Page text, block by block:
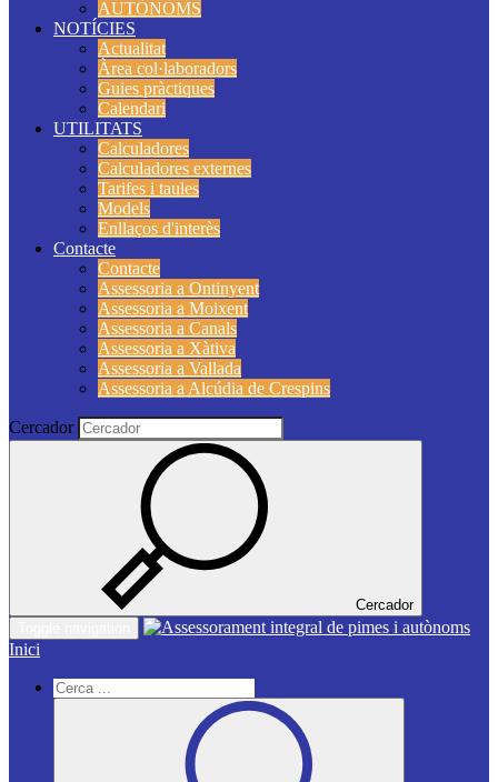
AUTÒNOMS
NOTÍCIES
Actualitat
Àrea col·laboradors
Guies pràctiques
Calendari
UTILITATS
Calculadores
Calculadores externes
Tarifes i taules
Models
Enllaços d'interès
Contacte
Contacte
Assessoria a Ontinyent
Assessoria a Moixent
Assessoria a Canals
Assessoria a Xàtiva
Assessoria a Vallada
Assessoria a Alcúdia de Crespins
Cercador
Cercador
Inici